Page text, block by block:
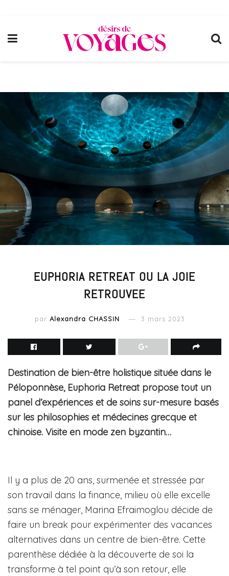
EUPHORIA RETREAT OU LA JOIE
RETROUVEE
par Alexandra CHASSIN 3 mars 2023
Destination de bien-être holistique située dans le
Péloponnèse, Euphoria Retreat propose tout un
panel d’expériences et de soins sur-mesure basés
sur les philosophies et médecines grecque et
chinoise. Visite en mode zen byzantin…
Il y a plus de 20 ans, surmenée et stressée par
son travail dans la finance, milieu où elle excelle
sans se ménager, Marina Efraimoglou décide de
faire un break pour expérimenter des vacances
alternatives dans un centre de bien-être. Cette
parenthèse dédiée à la découverte de soi la
transforme à tel point qu’à son retour, elle